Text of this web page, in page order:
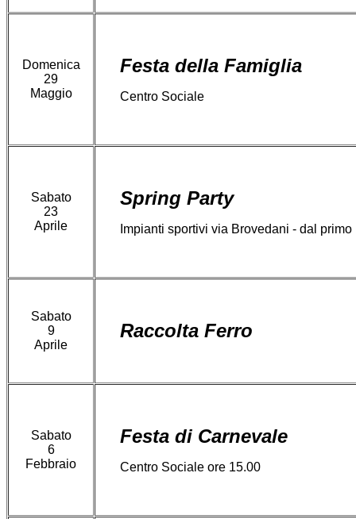
Domenica
29
Maggio
Festa della Famiglia
Centro Sociale
Sabato
23
Aprile
Spring Party
Impianti sportivi via Brovedani - dal
Sabato
9
Aprile
Raccolta Ferro
Sabato
6
Febbraio
Festa di Carnevale
Centro Sociale ore 15.00